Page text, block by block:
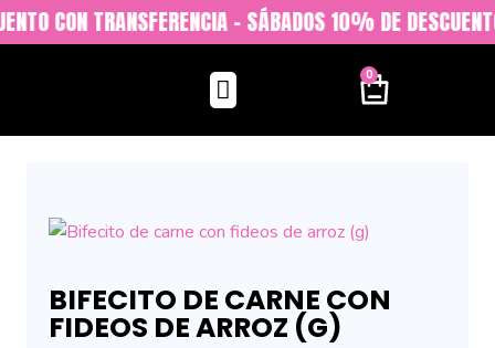
CON TRANSFERENCIA - SÁBADOS 10% DE
0
BIFECITO DE CARNE CON
FIDEOS DE ARROZ (G)